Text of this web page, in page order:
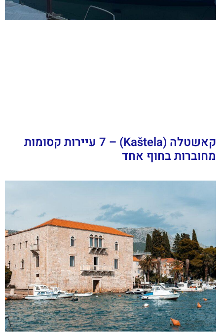
קאשטלה (Kaštela) – 7 עיירות קסומות
מחוברות בחוף אחד